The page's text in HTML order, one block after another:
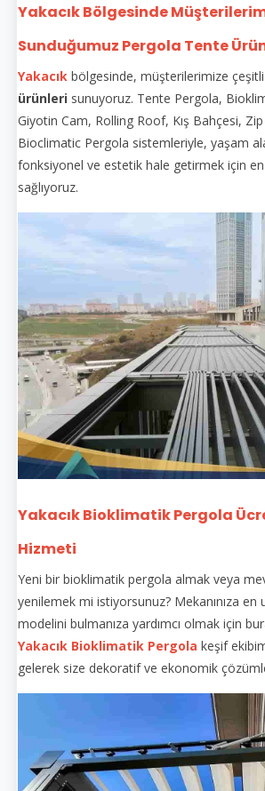
Yakacık Bölgesinde
Sunduğumuz Pergola Tente
Yakacık bölgesinde, müşterilerimize çeşitli
ürünleri sunuyoruz. Tente Pergola,
Giyotin Cam, Rolling Roof, Kış Bahçesi,
Bioclimatic Pergola sistemleriyle, yaşam
fonksiyonel ve estetik hale getirmek için
sağlıyoruz.
Yakacık Bioklimatik Pergola
Hizmeti
Yeni bir bioklimatik pergola almak veya
yenilemek mi istiyorsunuz? Mekanınıza
modelini bulmanıza yardımcı olmak için
Yakacık Bioklimatik Pergola keşif
gelerek size dekoratif ve ekonomik